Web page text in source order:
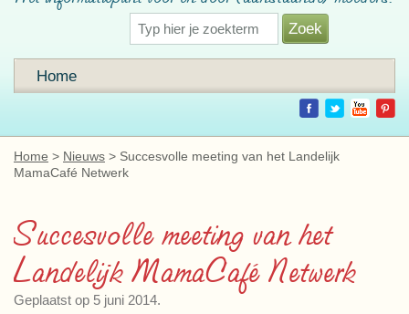
Home
Home Nieuws
Succesvolle meeting van het Landelijk
MamaCafé Netwerk
Succesvolle meeting van het
Landelijk MamaCafé Netwerk
Geplaatst op 5 juni 2014.